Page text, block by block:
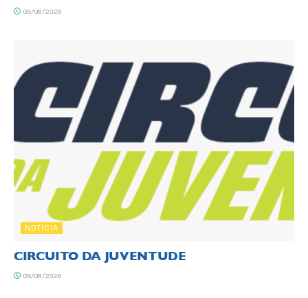
05/08/2026
NOTÍCIA
CIRCUITO DA JUVENTUDE
05/08/2026